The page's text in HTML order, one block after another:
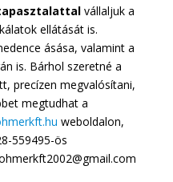
vállaljuk a
ellátását is.
ásása, valamint a
is. Bárhol szeretné a
precízen megvalósítani,
megtudhat a
weboldalon,
559495-ös